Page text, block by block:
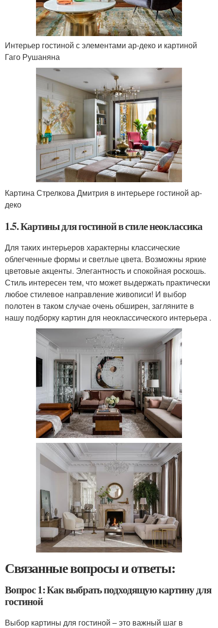
Интерьер гостиной с элементами ар-деко и картиной
Гаго Рушаняна
Картина Стрелкова Дмитрия в интерьере гостиной ар-
деко
1.5. Картины для гостиной в стиле неоклассика
Для таких интерьеров характерны классические
облегченные формы и светлые цвета. Возможны яркие
цветовые акценты. Элегантность и спокойная роскошь.
Стиль интересен тем, что может выдержать практически
любое стилевое направление живописи! И выбор
полотен в таком случае очень обширен, загляните в
нашу подборку картин для неоклассического интерьера .
Связанные вопросы и ответы:
Вопрос 1: Как выбрать подходящую картину для
гостиной
Выбор картины для гостиной – это важный шаг в